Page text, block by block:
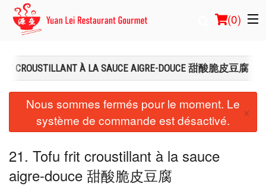
(0)
Commander en ligne
Emplacement
Connection
CROUSTILLANT À LA SAUCE AIGRE-DOUCE 甜酸脆皮豆腐
Nous sommes fermés pour le moment. Le
système de commande est désactivé.
×
21. Tofu frit croustillant à la sauce
aigre-douce 甜酸脆皮豆腐